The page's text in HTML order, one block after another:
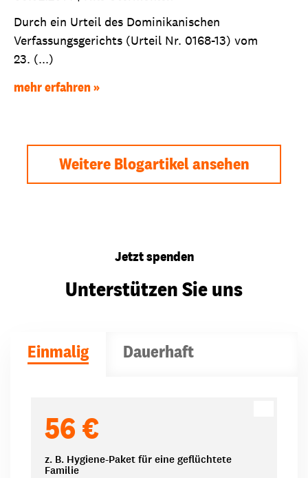
Durch ein Urteil des Dominikanischen
Verfassungsgerichts (Urteil Nr. 0168-13) vom
23. (...)
mehr erfahren
Weitere Blogartikel ansehen
Jetzt spenden
Unterstützen Sie uns
Einmalig Dauerhaft
56 €
z. B. Hygiene-Paket für eine geflüchtete
Familie